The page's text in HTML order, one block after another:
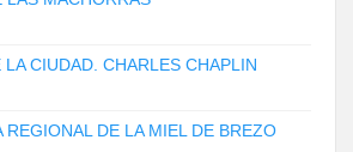
LA CIUDAD. CHARLES CHAPLIN
REGIONAL DE LA MIEL DE BREZO